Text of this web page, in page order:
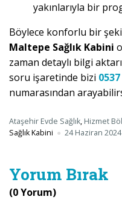
yakınlarıyla bir
Böylece konforlu bir
Maltepe Sağlık Kabini
zaman detaylı bilgi
soru işaretinde bizi
numarasından
Ataşehir Evde Sağlık, Hizmet
Sağlık Kabini
24 Haziran 2024
Yorum Bırak
(0 Yorum)